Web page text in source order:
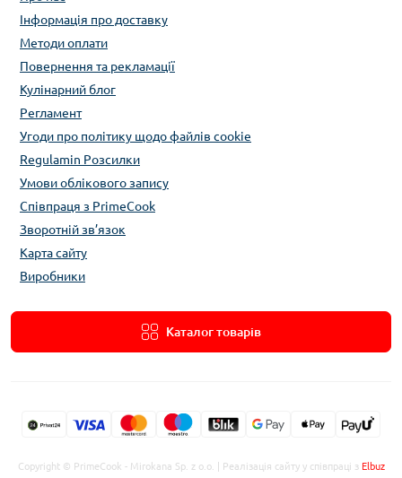
Інформація про доставку
Методи оплати
Повернення та рекламації
Кулінарний блог
Регламент
Угоди про політику щодо файлів cookie
Regulamin Розсилки
Умови облікового запису
Співпраця з PrimeCook
Зворотній зв’язок
Карта сайту
Виробники
Каталог товарів
Copyright © PrimeCook - Mirokana Sp. z o.o. | Реалізація сайту у співпраці з Elbuz